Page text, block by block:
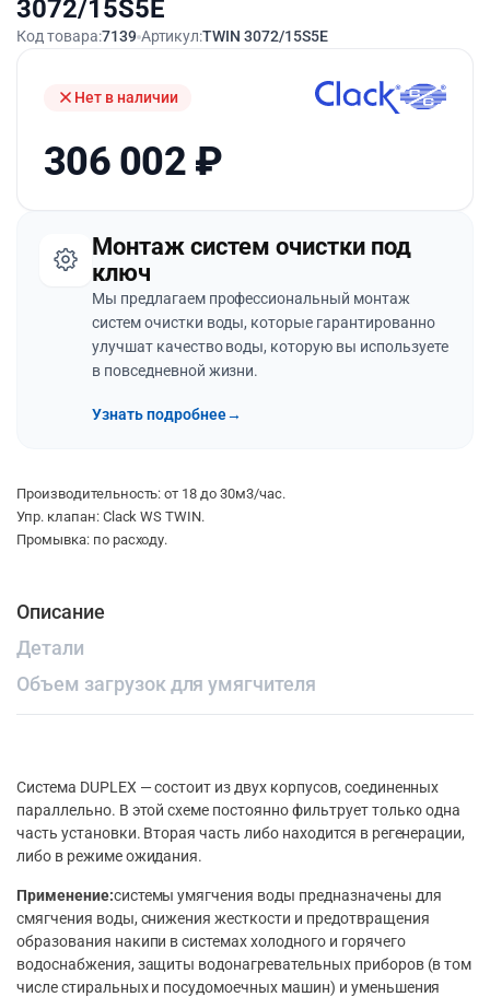
3072/15S5E
Код товара:7139 Артикул:TWIN 3072/15S5E
Нет в наличии
306 002 ₽
Монтаж систем очистки под
ключ
Мы предлагаем профессиональный монтаж
систем очистки воды, которые гарантированно
улучшат качество воды, которую вы используете
в повседневной жизни.
Узнать подробнее→
Производительность: от 18 до 30м3/час.
Упр. клапан: Clack WS TWIN.
Промывка: по расходу.
Описание
Детали
Объем загрузок для умягчителя
Система DUPLEX — состоит из двух корпусов, соединенных
параллельно. В этой схеме постоянно фильтрует только одна
часть установки. Вторая часть либо находится в регенерации,
либо в режиме ожидания.
Применение:системы умягчения воды предназначены для
смягчения воды, снижения жесткости и предотвращения
образования накипи в системах холодного и горячего
водоснабжения, защиты водонагревательных приборов (в том
числе стиральных и посудомоечных машин) и уменьшения